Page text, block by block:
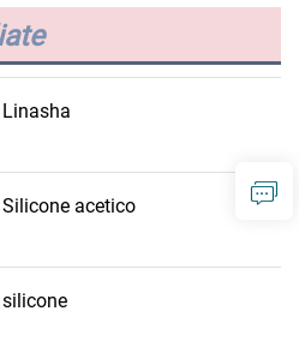
Linasha
Silicone acetico
silicone